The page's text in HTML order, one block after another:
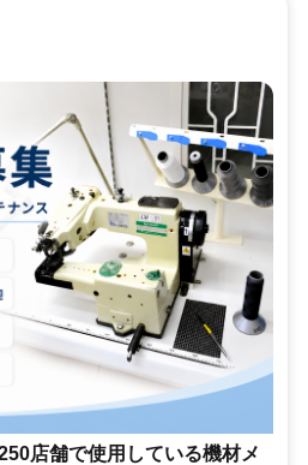
店舗で使用している機材メ